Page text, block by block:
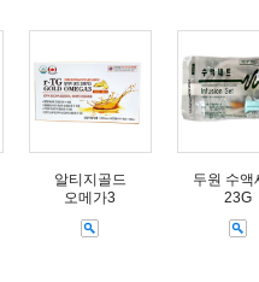
알티지골드
오메가3
두원 수액
23G